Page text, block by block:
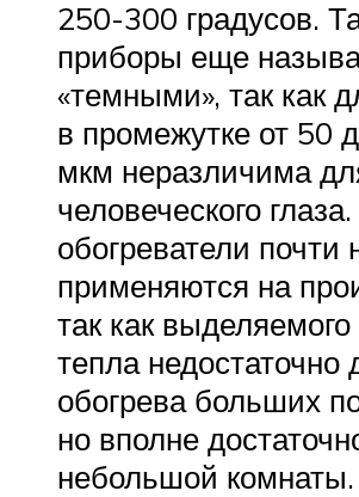
250-300 градусов.
приборы еще
«темными», так как
в промежутке от 50
мкм неразличима
человеческого
обогреватели почти
применяются на
так как выделяемого
тепла недостаточно
обогрева больших
но вполне
небольшой комнаты.